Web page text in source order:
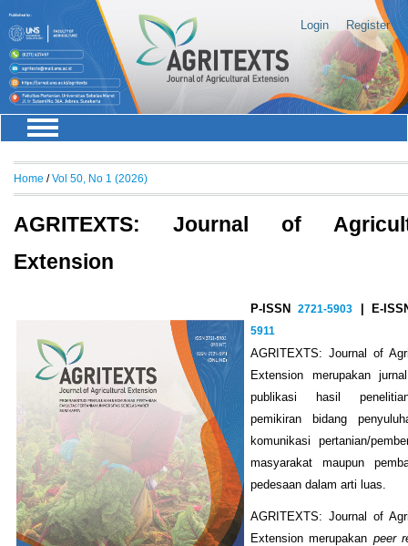
Login Register
Home /Vol 50, No 1 (2026)
AGRITEXTS: Journal of
Extension
P-ISSN2721-5903 | E-
5911
AGRITEXTS: Journal of
Extension merupakan
publikasi hasil
pemikiran bidang
komunikasi pertanian/
masyarakat maupun
pedesaan dalam arti luas.
AGRITEXTS: Journal of
Extension merupakan peer